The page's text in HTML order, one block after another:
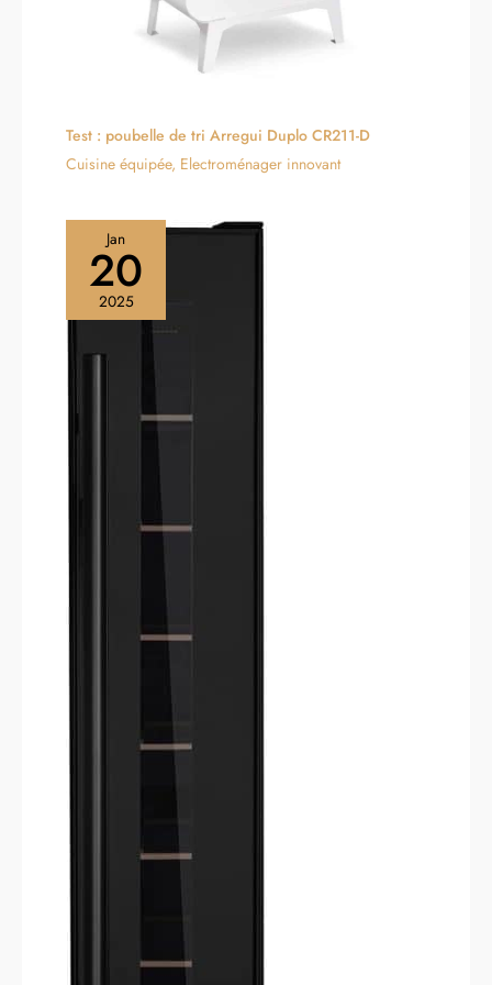
Test : poubelle de tri Arregui Duplo CR211-D
Cuisine équipée, Electroménager innovant
Jan
20
2025